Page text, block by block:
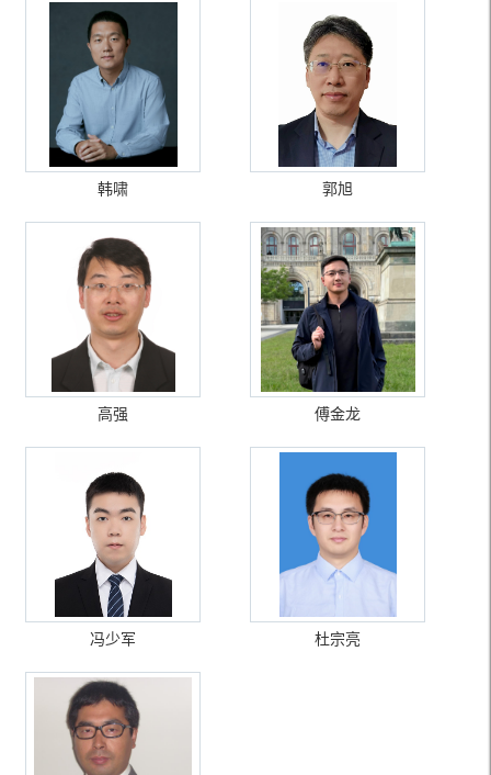
韩啸 郭旭
高强 傅金龙
冯少军 杜宗亮